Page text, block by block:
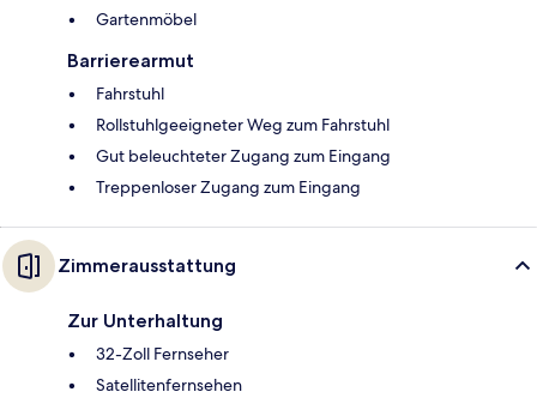
Gartenmöbel
Barrierearmut
Fahrstuhl
Rollstuhlgeeigneter Weg zum Fahrstuhl
Gut beleuchteter Zugang zum Eingang
Treppenloser Zugang zum Eingang
Zimmerausstattung
Zur Unterhaltung
32-Zoll Fernseher
Satellitenfernsehen